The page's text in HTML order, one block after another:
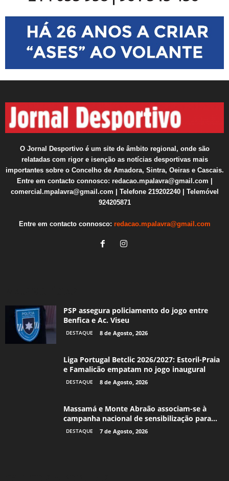
O Jornal Desportivo é um site de âmbito regional, onde são
relatadas com rigor e isenção as notícias desportivas mais
importantes sobre o Concelho de Amadora, Sintra, Oeiras e Cascais.
Entre em contacto connosco: redacao.mpalavra@gmail.com |
comercial.mpalavra@gmail.com | Telefone 219202240 | Telemóvel
924205871
Entre em contacto connosco: redacao.mpalavra@gmail.com
PSP assegura policiamento do jogo entre
Benfica e Ac. Viseu
DESTAQUE 8 de Agosto, 2026
Liga Portugal Betclic 2026/2027: Estoril-Praia
e Famalicão empatam no jogo inaugural
DESTAQUE 8 de Agosto, 2026
Massamá e Monte Abraão associam-se à
campanha nacional de sensibilização para...
DESTAQUE 7 de Agosto, 2026